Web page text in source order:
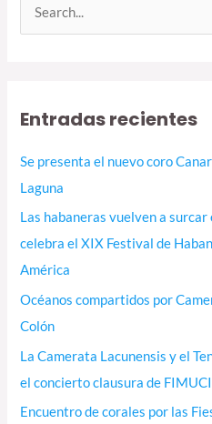
a
Entradas recientes
Se presenta el nuevo coro
Laguna
Las habaneras vuelven a
celebra el XIX Festival de
América
Océanos compartidos por
Colón
La Camerata Lacunensis y el
el concierto clausura de
Encuentro de corales por las